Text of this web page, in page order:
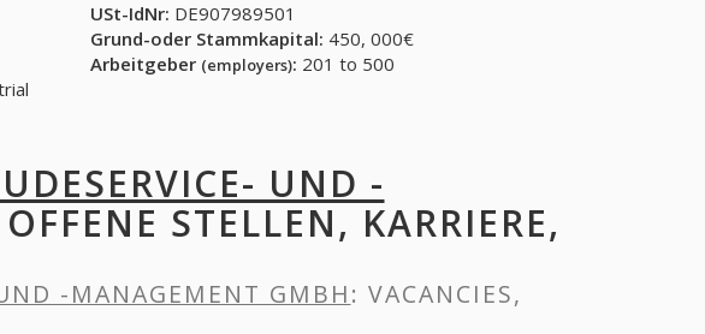
USt-IdNr: DE907989501
Grund-oder Stammkapital: 450, 000€
Arbeitgeber (employers): 201 to 500
UND -
STELLEN, KARRIERE,
-MANAGEMENT GMBH: VACANCIES,